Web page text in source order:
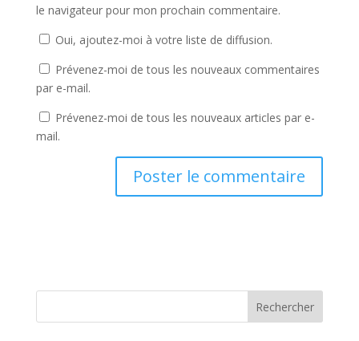
le navigateur pour mon prochain commentaire.
Oui, ajoutez-moi à votre liste de diffusion.
Prévenez-moi de tous les nouveaux commentaires
par e-mail.
Prévenez-moi de tous les nouveaux articles par e-
mail.
Rechercher